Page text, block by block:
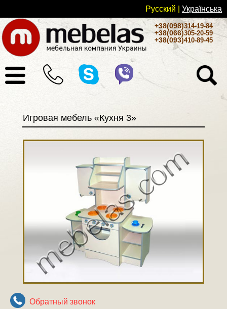
Русский Українськa
+38(098)314-19-84
+38(066)305-20-59
+38(093)410-89-45
Игровая мебель «Кухня 3»
Обратный звонок